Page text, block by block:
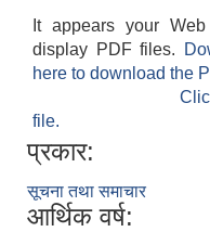
It appears your
display PDF files.
here to download the
file.
प्रकार:
सूचना तथा समाचार
आर्थिक वर्ष: